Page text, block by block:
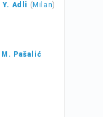
Y. Adli ( Milan)
M. Pašalić